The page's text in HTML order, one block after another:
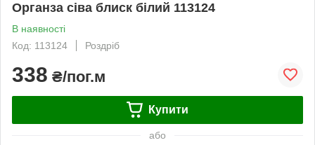
Органза сіва блиск білий 113124
В наявності
Код: 113124
Роздріб
338 ₴/пог.м
Купити
або